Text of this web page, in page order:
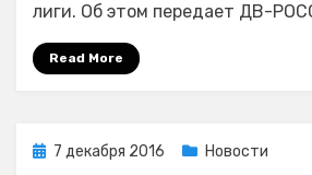
лиги. Об этом передает ДВ-
Read More
Posted
7 декабря 2016 Новости